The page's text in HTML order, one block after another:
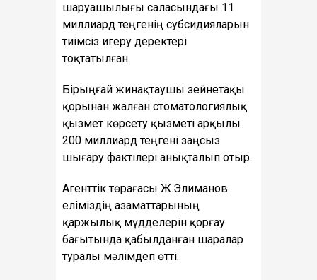
шаруашылығы саласындағы 11
миллиард теңгенің субсидияларын
тиімсіз игеру деректері
тоқтатылған.
Бірыңғай жинақтаушы зейнетақы
қорынан жалған стоматологиялық
қызмет көрсету қызметі арқылы
200 миллиард теңгені заңсыз
шығару фактілері анықталып отыр.
Агенттік төрағасы Ж.Элиманов
еліміздің азаматтарының
қаржылық мүдделерін қорғау
бағытында қабылданған шаралар
туралы мәлімдеп өтті.